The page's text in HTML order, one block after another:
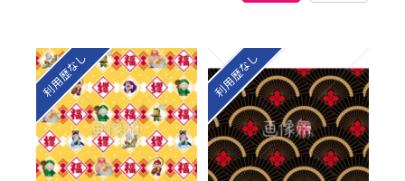
利用歴なし 利用歴なし